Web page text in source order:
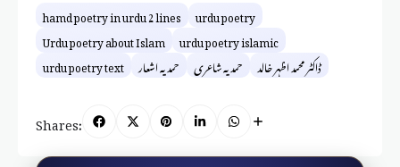
hamd poetry in urdu 2 lines urdu poetry
Urdu poetry about Islam urdu poetry islamic
urdu poetry text حمدیہ اشعار حمدیہ شاعری ڈاکٹر محمد اظہر خالد
Shares: